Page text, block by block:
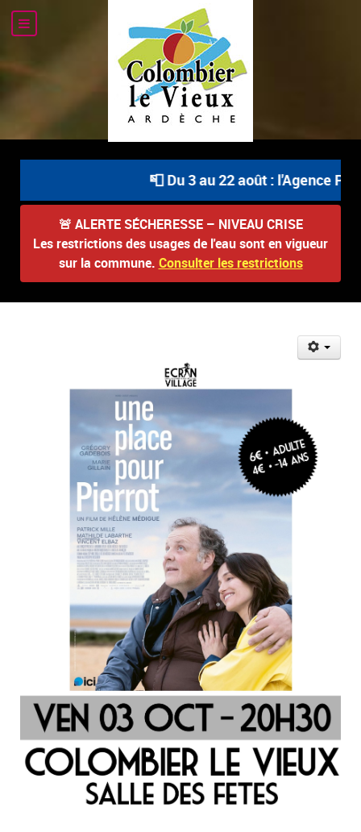
📮 Du 3 au 22 août : l'Agence
🚨 ALERTE SÉCHERESSE – NIVEAU CRISE
Les restrictions des usages de l'eau sont en vigueur
sur la commune. Consulter les restrictions